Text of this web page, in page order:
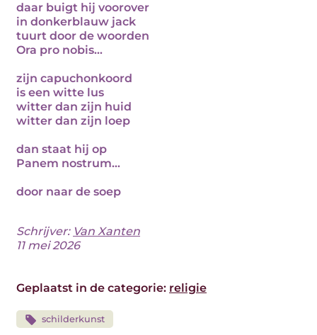
daar buigt hij voorover
in donkerblauw jack
tuurt door de woorden
Ora pro nobis…
zijn capuchonkoord
is een witte lus
witter dan zijn huid
witter dan zijn loep
dan staat hij op
Panem nostrum…
door naar de soep
Schrijver: Van Xanten
11 mei 2026
Geplaatst in de categorie: religie
schilderkunst